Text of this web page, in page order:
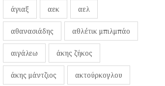
άγιαξ αεκ αελ
αθανασιάδης αθλέτικ μπιλμπάο
αιγάλεω άκης ζήκος
άκης μάντζιος ακτούρκογλου